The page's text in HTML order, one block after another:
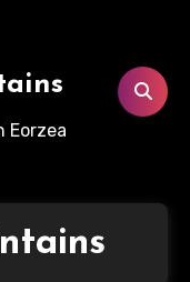
Eorzea